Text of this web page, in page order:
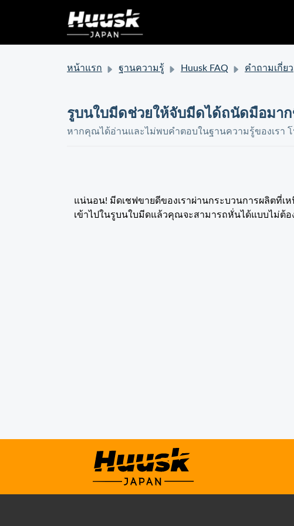
หน้าแรก ฐานความรู้ Huusk FAQ คำถามเกี่ยวกับมีดครัวพรีเมียม Huusk
รูบนใบมีดช่วยให้จับมีดได้ถนัดมือมา
หากคุณได้อ่านและไม่พบคำตอบในฐานความรู้ของเรา โ
แน่นอน! มีดเชฟขายดีของเราผ่านกระบวนการผลิตที่
เข้าไปในรูบนใบมีดแล้วคุณจะสามารถหั่นได้แบบไม่ต้อ